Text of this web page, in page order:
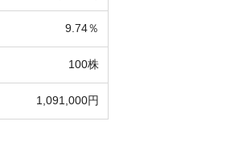
9.74％
100株
1,091,000円